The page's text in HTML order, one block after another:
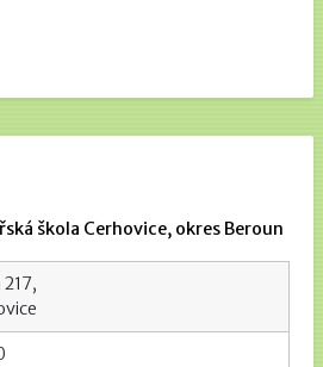
škola Cerhovice, okres Beroun